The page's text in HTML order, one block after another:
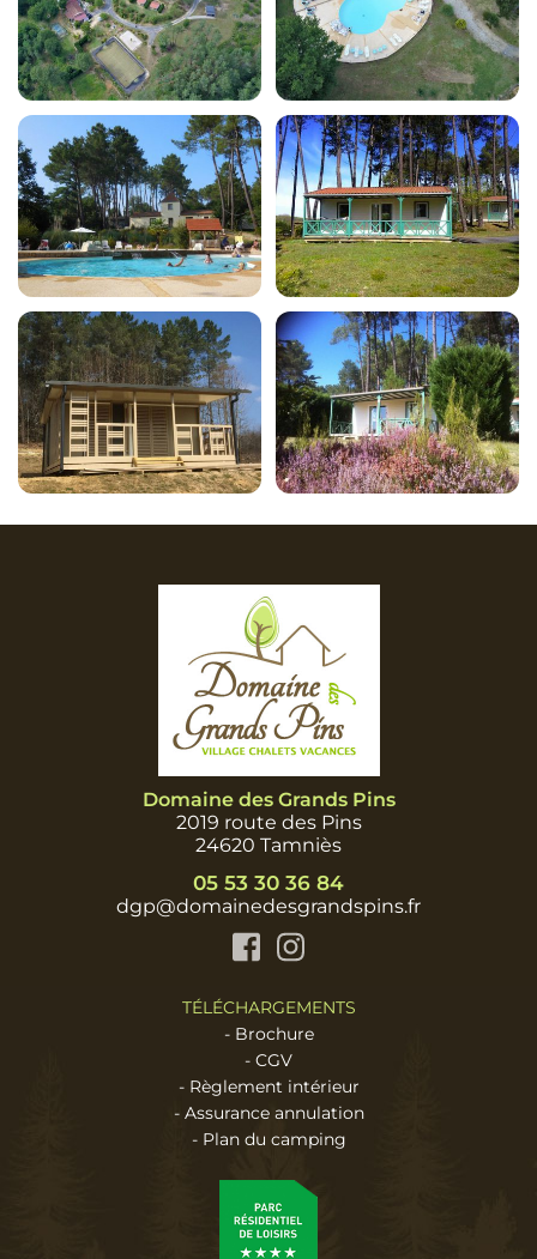
Domaine des Grands Pins
2019 route des Pins
24620 Tamniès
05 53 30 36 84
dgp@domainedesgrandspins.fr
TÉLÉCHARGEMENTS
- Brochure
- CGV
- Règlement intérieur
- Assurance annulation
- Plan du camping